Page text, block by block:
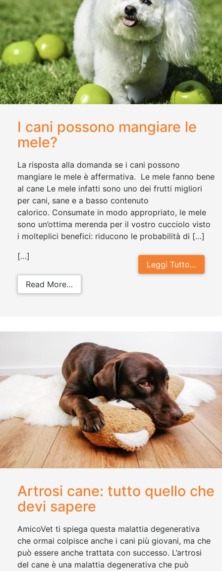
I cani possono mangiare le
mele?
La risposta alla domanda se i cani possono
mangiare le mele è affermativa. Le mele fanno bene
al cane Le mele infatti sono uno dei frutti migliori
per cani, sane e a basso contenuto
calorico. Consumate in modo appropriato, le mele
sono un’ottima merenda per il vostro cucciolo visto
i molteplici benefici: riducono le probabilità di […]
Leggi Tutto…
[…]
Read More…
Artrosi cane: tutto quello che
devi sapere
AmicoVet ti spiega questa malattia degenerativa
che ormai colpisce anche i cani più giovani, ma che
può essere anche trattata con successo. L’artrosi
del cane è una malattia degenerativa che può